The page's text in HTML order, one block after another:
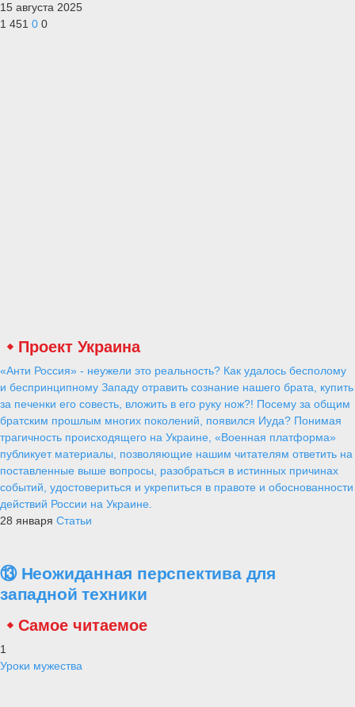
15 августа 2025
1 451 0 0
Проект Украина
«Анти Россия» - неужели это реальность? Как удалось бесполому
и беспринципному Западу отравить сознание нашего брата, купить
за печенки его совесть, вложить в его руку нож?! Посему за общим
братским прошлым многих поколений, появился Иуда? Понимая
трагичность происходящего на Украине, «Военная платформа»
публикует материалы, позволяющие нашим читателям ответить на
поставленные выше вопросы, разобраться в истинных причинах
событий, удостовериться и укрепиться в правоте и обоснованности
действий России на Украине.
28 января Статьи
⑬ Неожиданная перспектива для
западной техники
Самое читаемое
1
Уроки мужества